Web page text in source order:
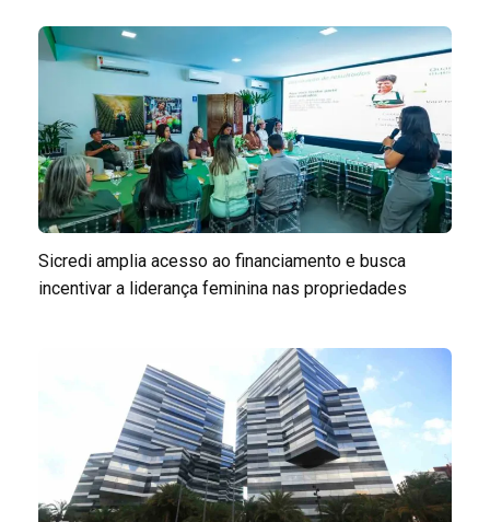
Sicredi amplia acesso ao financiamento e busca
incentivar a liderança feminina nas propriedades